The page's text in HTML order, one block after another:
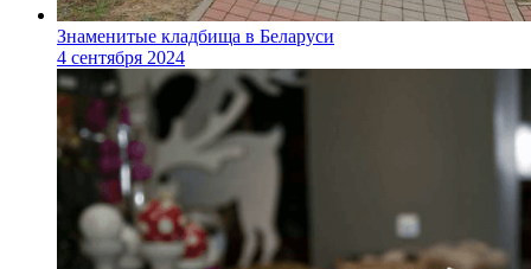
Знаменитые кладбища в Беларуси
4 сентября 2024